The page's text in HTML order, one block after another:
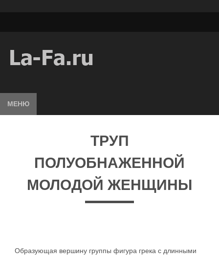
МЕНЮ
ТРУП
ПОЛУОБНАЖЕННОЙ
МОЛОДОЙ ЖЕНЩИНЫ
Образующая вершину группы фигура грека с длинными